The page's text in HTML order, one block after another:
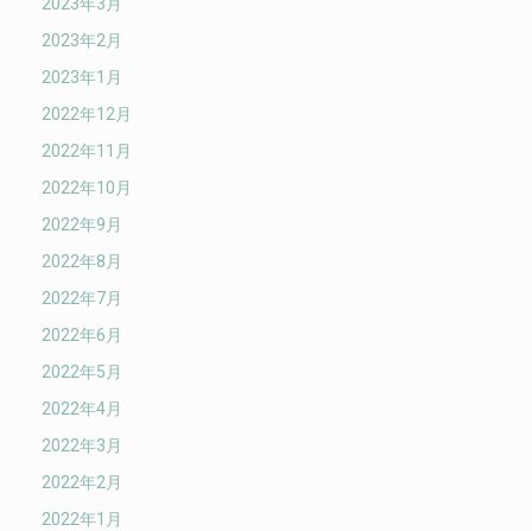
2023年2月
2023年1月
2022年12月
2022年11月
2022年10月
2022年9月
2022年8月
2022年7月
2022年6月
2022年5月
2022年4月
2022年3月
2022年2月
2022年1月